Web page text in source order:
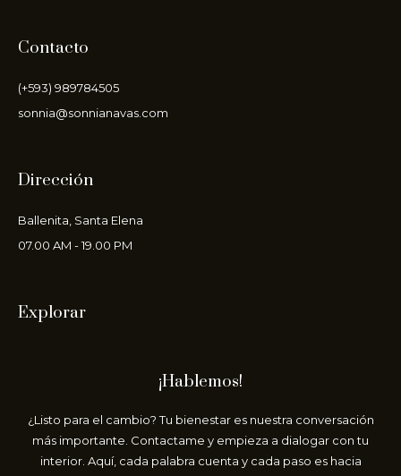
Contacto
(+593) 989784505
sonnia@sonnianavas.com
Dirección
Ballenita, Santa Elena
07.00 AM - 19.00 PM
Explorar
¡Hablemos!
¿Listo para el cambio? Tu bienestar es nuestra conversación
más importante. Contactame y empieza a dialogar con tu
interior. Aquí, cada palabra cuenta y cada paso es hacia